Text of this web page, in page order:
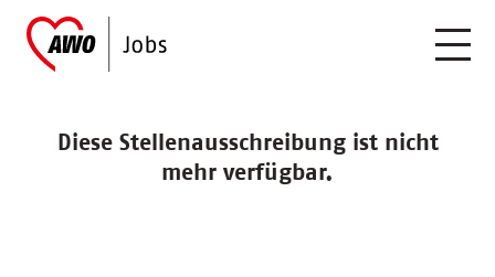
Diese Stellenausschreibung ist nicht
mehr verfügbar.